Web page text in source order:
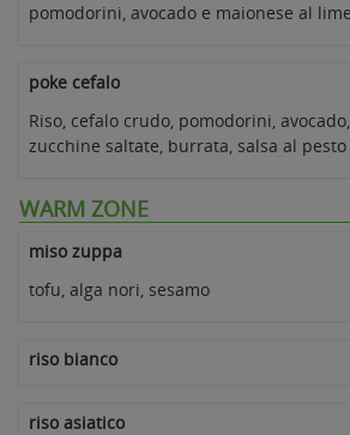
pomodorini, avocado e maionese al lime
poke cefalo
Riso, cefalo crudo, pomodorini,
zucchine saltate, burrata, salsa al pesto
WARM ZONE
miso zuppa
tofu, alga nori, sesamo
riso bianco
riso asiatico